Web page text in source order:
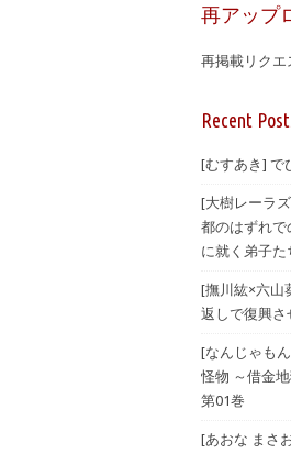
再アップ
再掲載リクエ
Recent
[むすあき] で
[大樹レーラ
都のはずれで
に就く弟子
[撫川紘×六山
返しで復興さ
[なんじゃも
怪物 ～借金
第01巻
[あおな まさ